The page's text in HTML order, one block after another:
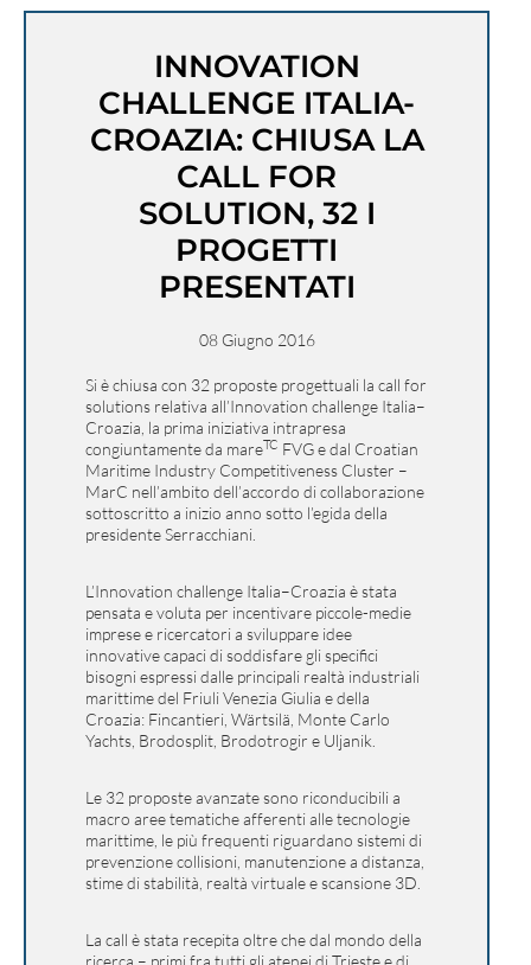
INNOVATION
CHALLENGE ITALIA-
CROAZIA: CHIUSA LA
CALL FOR
SOLUTION, 32 I
PROGETTI
PRESENTATI
08 Giugno 2016
Si è chiusa con 32 proposte progettuali la call for
solutions relativa all’Innovation challenge Italia–
Croazia, la prima iniziativa intrapresa
congiuntamente da mareTC FVG e dal Croatian
Maritime Industry Competitiveness Cluster –
MarC nell’ambito dell’accordo di collaborazione
sottoscritto a inizio anno sotto l’egida della
presidente Serracchiani.
L’Innovation challenge Italia–Croazia è stata
pensata e voluta per incentivare piccole-medie
imprese e ricercatori a sviluppare idee
innovative capaci di soddisfare gli specifici
bisogni espressi dalle principali realtà industriali
marittime del Friuli Venezia Giulia e della
Croazia: Fincantieri, Wärtsilä, Monte Carlo
Yachts, Brodosplit, Brodotrogir e Uljanik.
Le 32 proposte avanzate sono riconducibili a
macro aree tematiche afferenti alle tecnologie
marittime, le più frequenti riguardano sistemi di
prevenzione collisioni, manutenzione a distanza,
stime di stabilità, realtà virtuale e scansione 3D.
La call è stata recepita oltre che dal mondo della
ricerca – primi fra tutti gli atenei di Trieste e di